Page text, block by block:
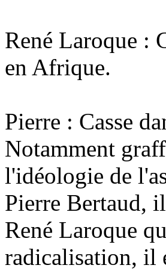
René Laroque :
en Afrique.
Pierre : Casse
Notamment
l'idéologie de
Pierre Bertaud,
René Laroque
radicalisation, il